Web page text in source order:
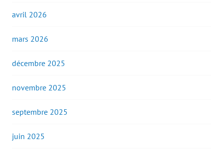
avril 2026
mars 2026
décembre 2025
novembre 2025
septembre 2025
juin 2025